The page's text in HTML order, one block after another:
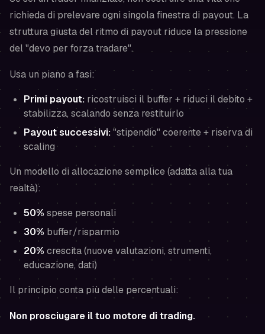
richieda di prelevare ogni singola finestra di payout. La
struttura giusta del ritmo di payout riduce la pressione
del "devo per forza tradare".
Usa un piano a fasi:
Primi payout: ricostruisci il buffer + riduci il debito +
stabilizza, scalando senza restituirlo
Payout successivi:"stipendio" coerente + riserva di
scaling
Un modello di allocazione semplice (adatta alla tua
realtà):
50% spese personali
30% buffer/risparmio
20% crescita (nuove valutazioni, strumenti,
educazione, dati)
Il principio conta più delle percentuali:
Non prosciugare il tuo motore di trading.